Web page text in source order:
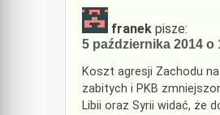
franek pisze:
5 października 2014 o
Koszt agresji Zachodu
zabitych i PKB
Libii oraz Syrii widać, że